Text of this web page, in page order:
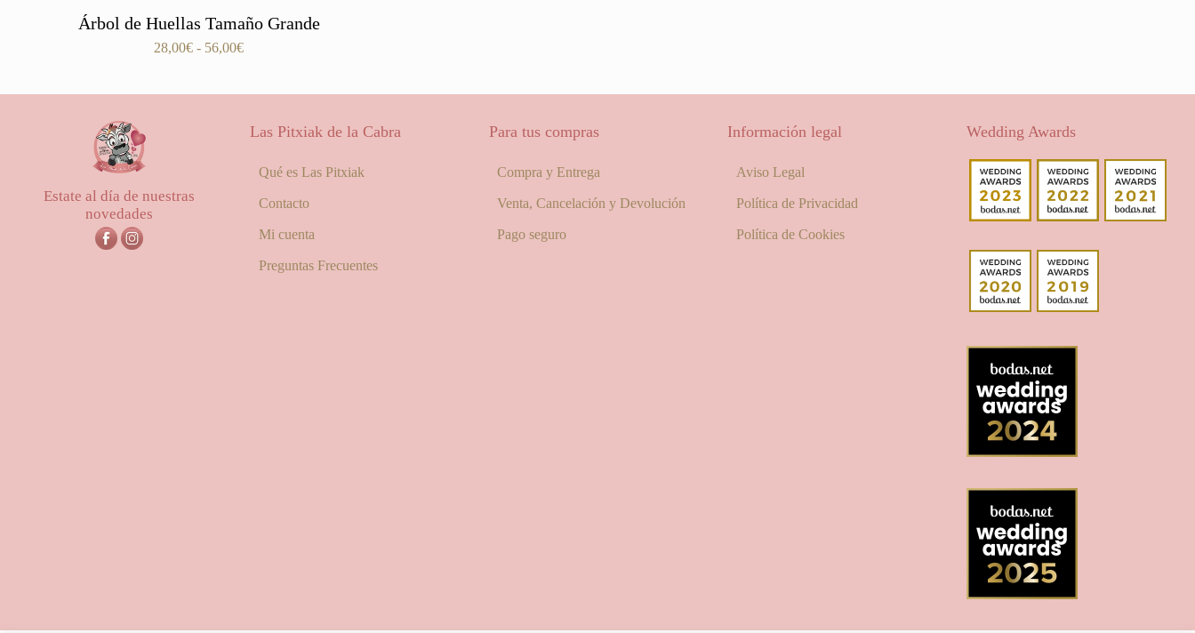
Árbol de Huellas Tamaño Grande
28,00€ - 56,00€Rango
hasta
Estate al día de nuestras
novedades
Las Pitxiak de la Cabra
Qué es Las Pitxiak
Contacto
Mi cuenta
Preguntas Frecuentes
Para tus compras
Compra y Entrega
Venta, Cancelación y Devolución
Pago seguro
Información legal
Aviso Legal
Política de Privacidad
Política de Cookies
Wedding Awards